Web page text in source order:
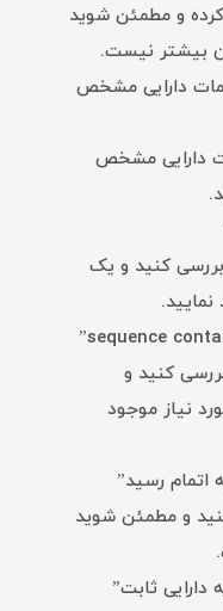
و مطمئن شوید
بیشتر نیست.
دارایی مشخص
دارایی مشخص
بررسی کنید و یک
کنید و
نیاز موجود
رسید”
و مطمئن شوید
ثابت”